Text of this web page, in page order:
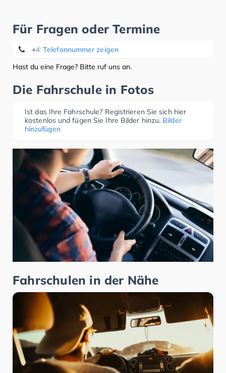
Für Fragen oder Termine
Telefonnummer zeigen
+49 251 6061 0
Hast du eine Frage? Bitte ruf uns an.
Die Fahrschule in Fotos
Ist das Ihre Fahrschule? Registrieren Sie sich hier
kostenlos und fügen Sie Ihre Bilder hinzu. Bilder
hinzufügen
Fahrschulen in der Nähe